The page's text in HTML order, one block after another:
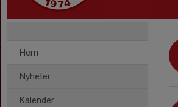
Hem
Nyheter
Kalender